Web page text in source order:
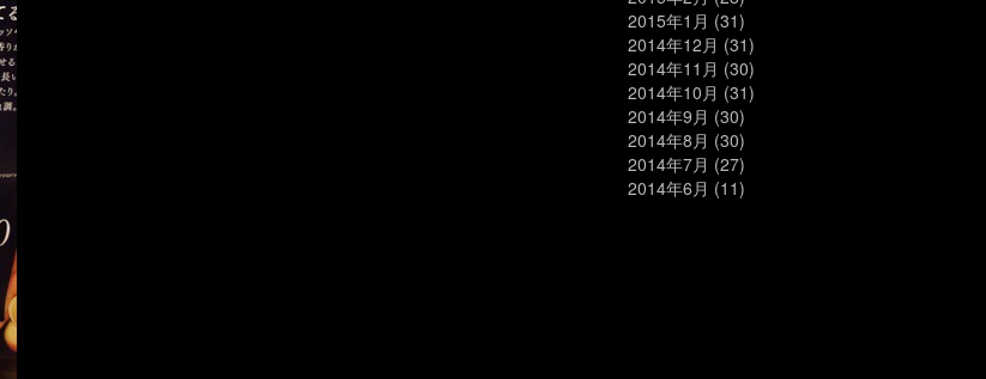
2015年1月 (31)
2014年12月 (31)
2014年11月 (30)
2014年10月 (31)
2014年9月 (30)
2014年8月 (30)
2014年7月 (27)
2014年6月 (11)